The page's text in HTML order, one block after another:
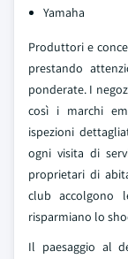
Yamaha
Produttori e
prestando
ponderate. I
così i marchi
ispezioni
ogni visita di
proprietari di
club accolgono
risparmiano lo
Il paesaggio al